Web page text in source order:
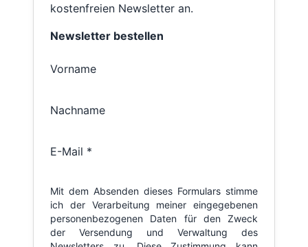
kostenfreien Newsletter an.